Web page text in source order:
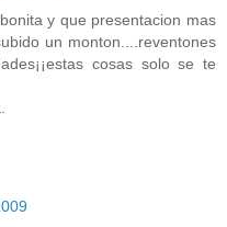
y que presentacion mas
un monton....reventones
cosas solo se te